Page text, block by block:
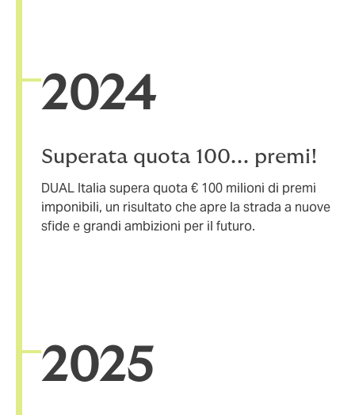
2024
Superata quota 100... premi!
DUAL Italia supera quota € 100 milioni di premi
imponibili, un risultato che apre la strada a nuove
sfide e grandi ambizioni per il futuro.
2025